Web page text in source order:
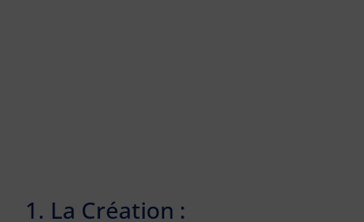
1. La Création :